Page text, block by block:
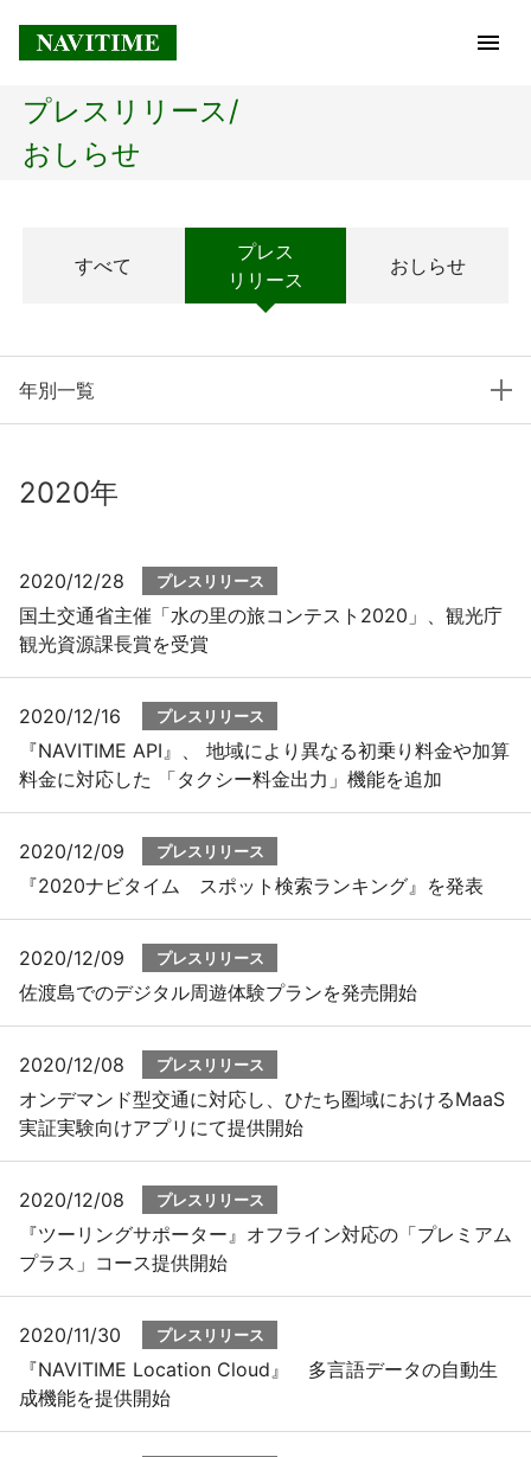
トップページ
経営理念
プレスリリース
おしらせ
サービス
個人向けサービス
採用情報
English
プレスリリース/
おしらせ
すべて
プレス
リリース
おしらせ
年別一覧
2020年
2020/12/28 プレスリリース
国土交通省主催「水の里の旅コンテスト2020」、観光庁
観光資源課長賞を受賞
2020/12/16 プレスリリース
『NAVITIME API』、 地域により異なる初乗り料金や加算
料金に対応した 「タクシー料金出力」機能を追加
2020/12/09 プレスリリース
『2020ナビタイム スポット検索ランキング』を発表
2020/12/09 プレスリリース
佐渡島でのデジタル周遊体験プランを発売開始
2020/12/08 プレスリリース
オンデマンド型交通に対応し、ひたち圏域におけるMaaS
実証実験向けアプリにて提供開始
2020/12/08 プレスリリース
『ツーリングサポーター』オフライン対応の「プレミアム
プラス」コース提供開始
2020/11/30 プレスリリース
『NAVITIME Location Cloud』 多言語データの自動生
成機能を提供開始